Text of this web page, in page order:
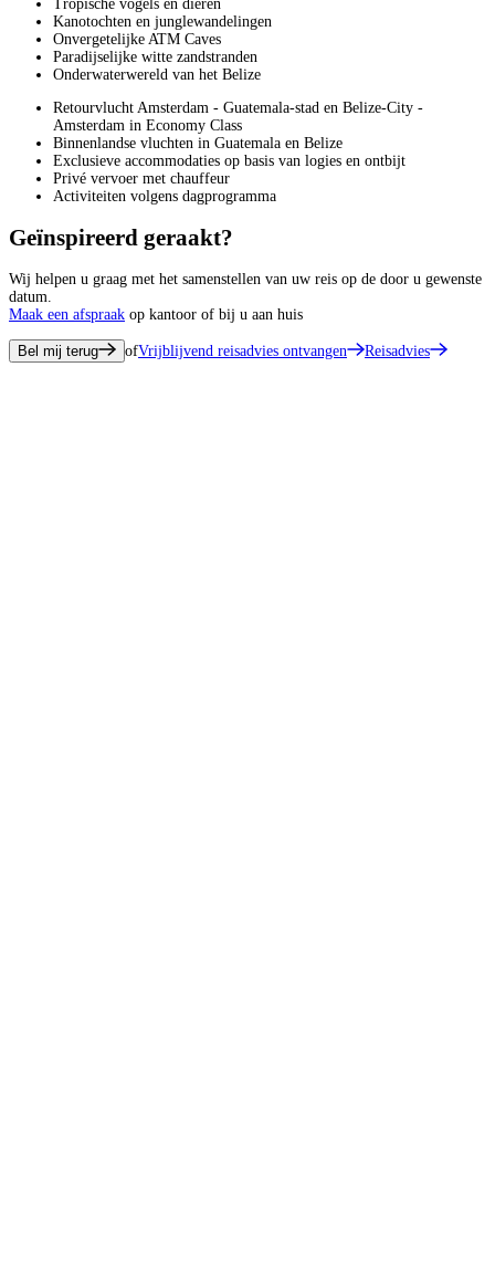
Tropische vogels en dieren
Kanotochten en junglewandelingen
Onvergetelijke ATM Caves
Paradijselijke witte zandstranden
Onderwaterwereld van het Belize
Retourvlucht Amsterdam - Guatemala-stad en Belize-City -
Amsterdam in Economy Class
Binnenlandse vluchten in Guatemala en Belize
Exclusieve accommodaties op basis van logies en ontbijt
Privé vervoer met chauffeur
Activiteiten volgens dagprogramma
Geïnspireerd geraakt?
Wij helpen u graag met het samenstellen van uw reis op de door u gewenste
datum.
Maak een afspraak op kantoor of bij u aan huis
Bel mij terug ofVrijblijvend reisadvies ontvangen Reisadvies